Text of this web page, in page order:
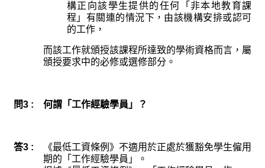
構正向該學生提供的任何「非本地教育課
程」有關連的情況下，由該機構安排或認可
的工作，
而該工作就頒授該課程所達致的學術資格而言，屬
頒授要求中的必修或選修部分。
問3 : 何謂「工作經驗學員」？
答3 :
《最低工資條例》不適用於正處於獲豁免學生僱用
期的「工作經驗學員」。